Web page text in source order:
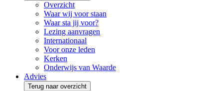
Overzicht
Waar wij voor staan
Waar sta jij voor?
Lezing aanvragen
Internationaal
Voor onze leden
Kerken
Onderwijs van Waarde
Advies
Terug naar overzicht